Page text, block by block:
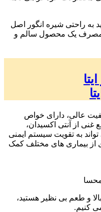
به راحتی شیره انگور اصل
مصرف یک محصول سالم و
عالی، دارای خواص
از آنتی اکسیدان،
به تقویت سیستم ایمنی
از بیماری های مختلف کمک
و طعم بی نظیر هستید،
کنیم.